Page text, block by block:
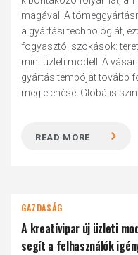
magával. A
a gyártási technológiát,
fogyasztói szokások:
mint üzleti modell. A
gyártás tempóját tovább
megjelenése. Globális
READ MORE
GAZDASÁG
A krea­tívipar új üzleti
segít a felhasználók